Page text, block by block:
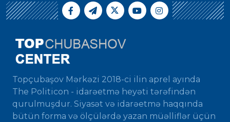
Topçubaşov Mərkəzi 2018-ci ilin aprel ayında
The Politicon - idarəetmə heyəti tərəfindən
qurulmuşdur. Siyasət və idarəetmə haqqında
bütün forma və ölçülərdə yazan müəlliflər üçün